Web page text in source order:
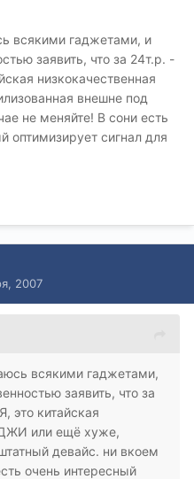
всякими гаджетами, и
заявить, что за 24т.р. -
низкокачественная
внешне под
не меняйте! В сони есть
оптимизирует сигнал для
2007
всякими гаджетами,
заявить, что за
это китайская
или ещё хуже,
девайс. ни вкоем
очень интересный